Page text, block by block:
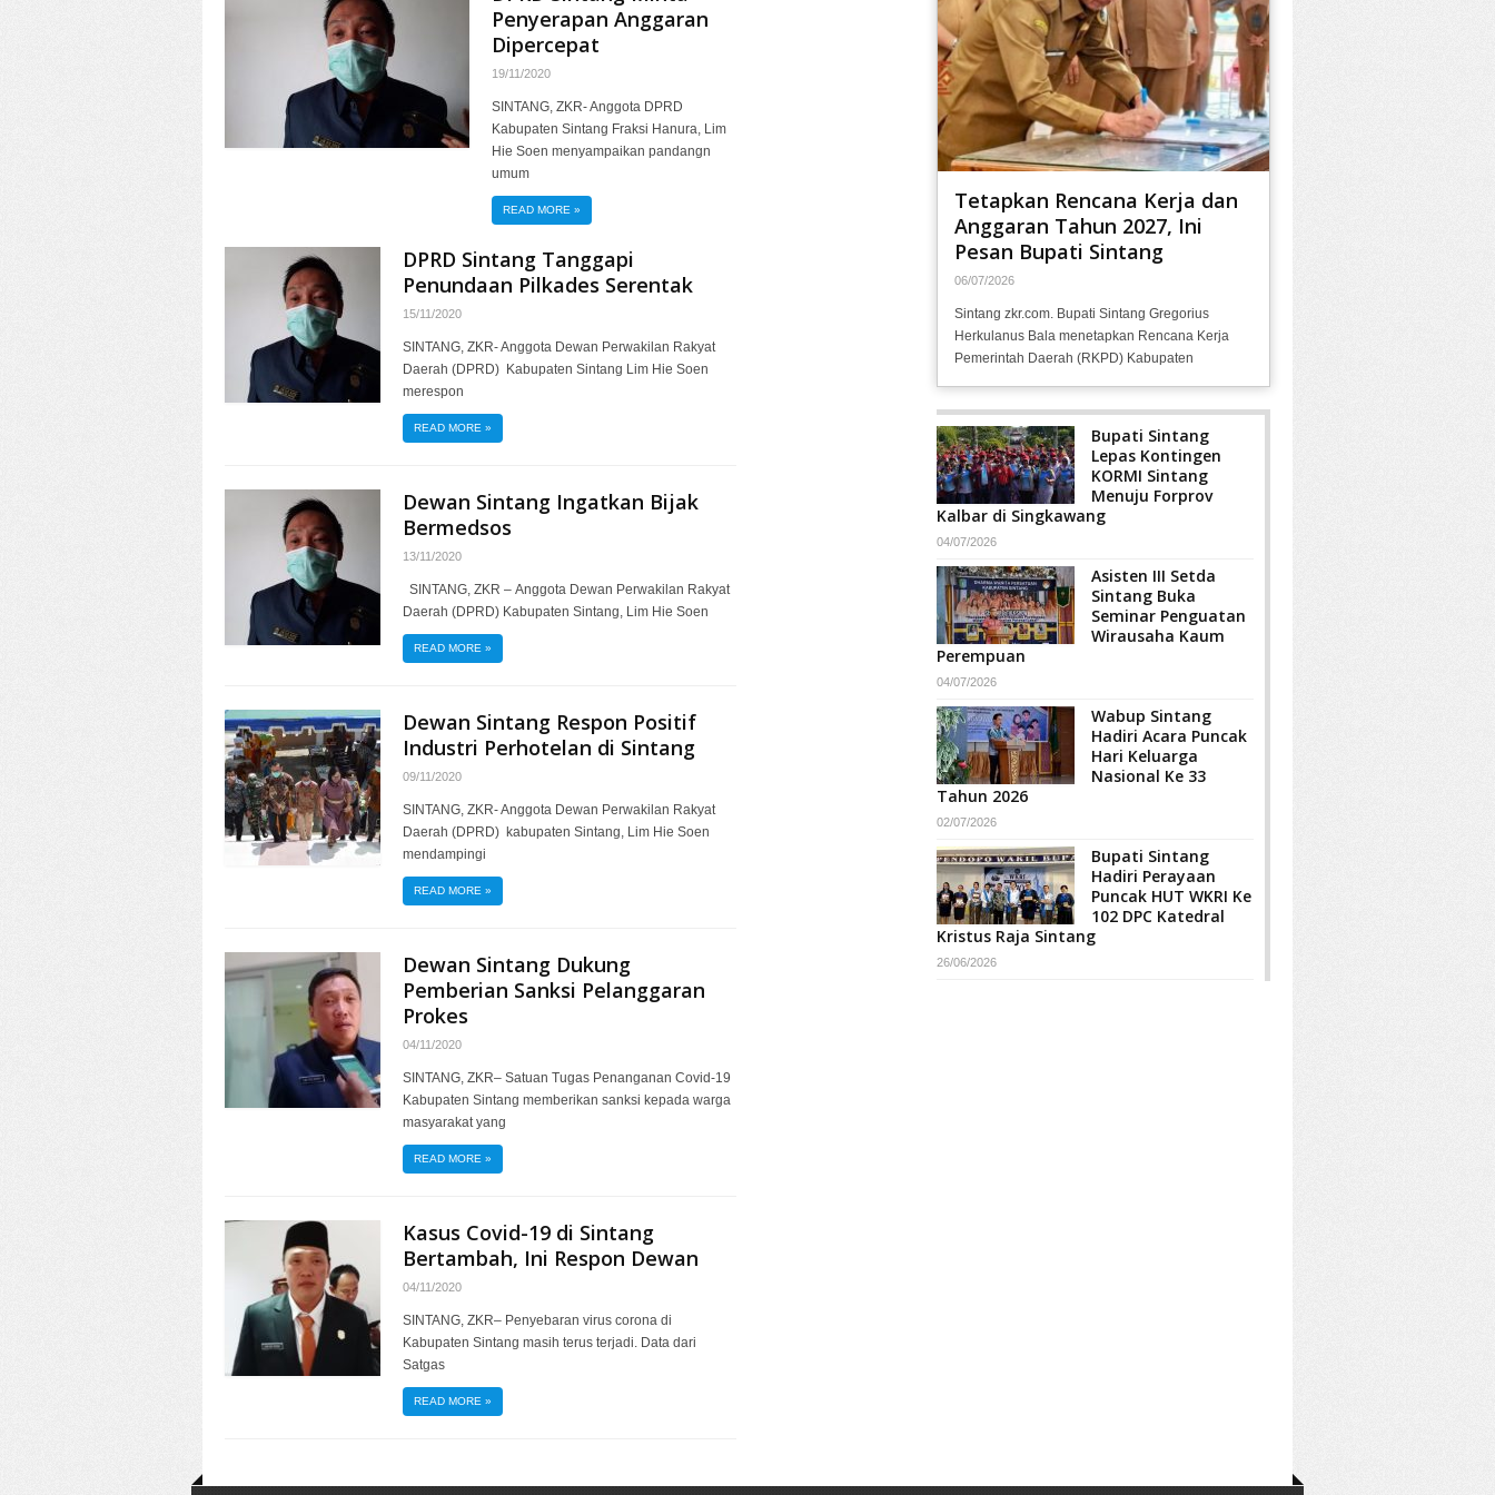
Penyerapan Anggaran
Dipercepat
19/11/2020
SINTANG, ZKR- Anggota DPRD
Kabupaten Sintang Fraksi Hanura, Lim
Hie Soen menyampaikan pandangn
umum
READ MORE »
DPRD Sintang Tanggapi
Penundaan Pilkades Serentak
15/11/2020
SINTANG, ZKR- Anggota Dewan Perwakilan Rakyat
Daerah (DPRD) Kabupaten Sintang Lim Hie Soen
merespon
READ MORE »
Dewan Sintang Ingatkan Bijak
Bermedsos
13/11/2020
SINTANG, ZKR – Anggota Dewan Perwakilan Rakyat
Daerah (DPRD) Kabupaten Sintang, Lim Hie Soen
READ MORE »
Dewan Sintang Respon Positif
Industri Perhotelan di Sintang
09/11/2020
SINTANG, ZKR- Anggota Dewan Perwakilan Rakyat
Daerah (DPRD) kabupaten Sintang, Lim Hie Soen
mendampingi
READ MORE »
Dewan Sintang Dukung
Pemberian Sanksi Pelanggaran
Prokes
04/11/2020
SINTANG, ZKR– Satuan Tugas Penanganan Covid-19
Kabupaten Sintang memberikan sanksi kepada warga
masyarakat yang
READ MORE »
Kasus Covid-19 di Sintang
Bertambah, Ini Respon Dewan
04/11/2020
SINTANG, ZKR– Penyebaran virus corona di
Kabupaten Sintang masih terus terjadi. Data dari
Satgas
READ MORE »
Tetapkan Rencana Kerja dan
Anggaran Tahun 2027, Ini
Pesan Bupati Sintang
06/07/2026
Sintang zkr.com. Bupati Sintang Gregorius
Herkulanus Bala menetapkan Rencana Kerja
Pemerintah Daerah (RKPD) Kabupaten
Bupati Sintang
Lepas Kontingen
KORMI Sintang
Menuju Forprov
Kalbar di Singkawang
04/07/2026
Asisten III Setda
Sintang Buka
Seminar Penguatan
Wirausaha Kaum
Perempuan
04/07/2026
Wabup Sintang
Hadiri Acara Puncak
Hari Keluarga
Nasional Ke 33
Tahun 2026
02/07/2026
Bupati Sintang
Hadiri Perayaan
Puncak HUT WKRI Ke
102 DPC Katedral
Kristus Raja Sintang
26/06/2026